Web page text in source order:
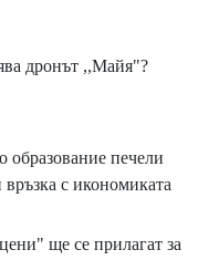
дронът ,,Майя"?
образование печели
с икономиката
ще се прилагат за